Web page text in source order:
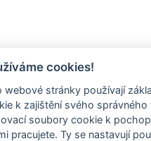
cookies!
webové stránky používají
k zajištění svého správného
soubory cookie k
pracujete. Ty se nastavují